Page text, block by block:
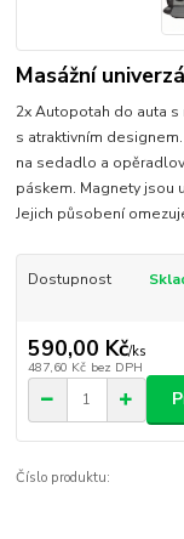
Masážní
2x Autopotah do auta
s atraktivním
na sedadlo a
páskem. Magnety jsou
Jejich působení
Dostupnost
590,00 Kč/ks
487,60 Kč bez DPH
Číslo produktu: